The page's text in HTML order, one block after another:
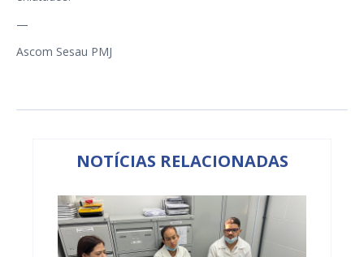
—
Ascom Sesau PMJ
NOTÍCIAS RELACIONADAS